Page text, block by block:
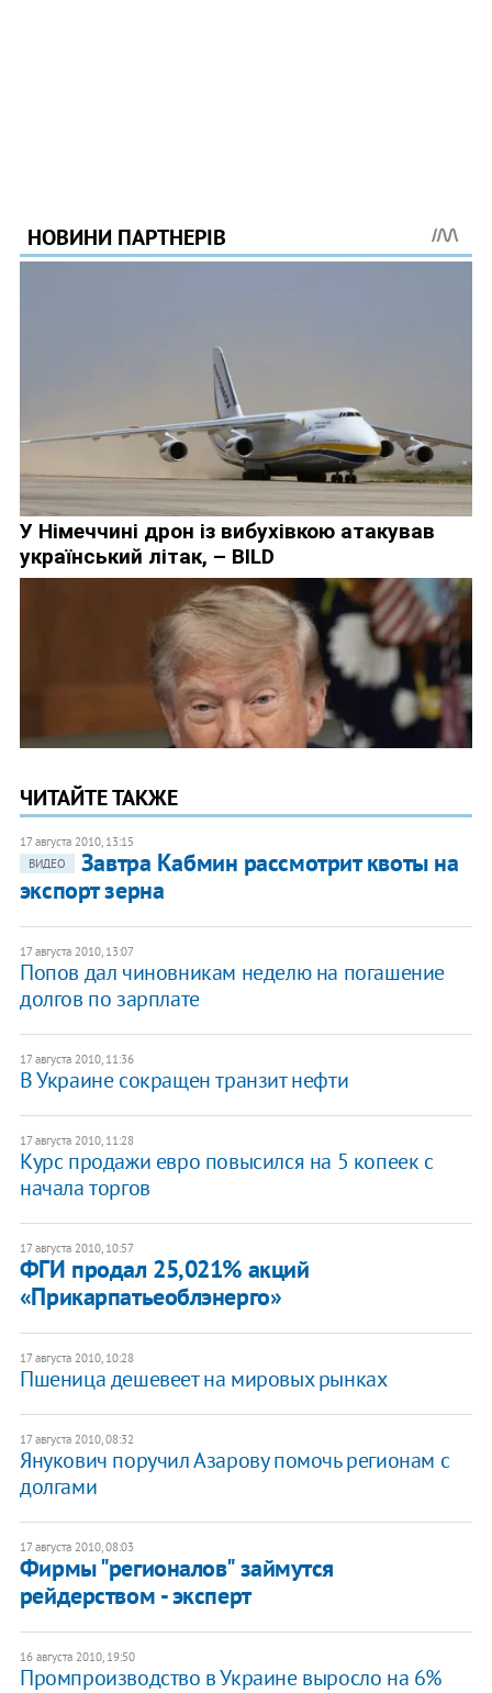
ЧИТАЙТЕ ТАКЖЕ
17 августа 2010, 13:15
ВИДЕО
Завтра Кабмин рассмотрит квоты на
экспорт зерна
17 августа 2010, 13:07
Попов дал чиновникам неделю на погашение
долгов по зарплате
17 августа 2010, 11:36
В Украине сокращен транзит нефти
17 августа 2010, 11:28
Курс продажи евро повысился на 5 копеек с
начала торгов
17 августа 2010, 10:57
ФГИ продал 25,021% акций
«Прикарпатьеоблэнерго»
17 августа 2010, 10:28
Пшеница дешевеет на мировых рынках
17 августа 2010, 08:32
Янукович поручил Азарову помочь регионам с
долгами
17 августа 2010, 08:03
Фирмы "регионалов" займутся
рейдерством - эксперт
16 августа 2010, 19:50
Промпроизводство в Украине выросло на 6%